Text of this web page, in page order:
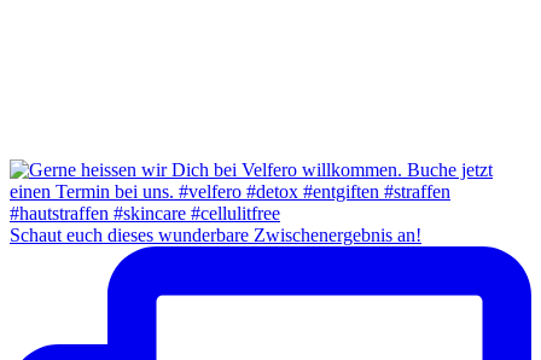
Schaut euch dieses wunderbare Zwischenergebnis an!